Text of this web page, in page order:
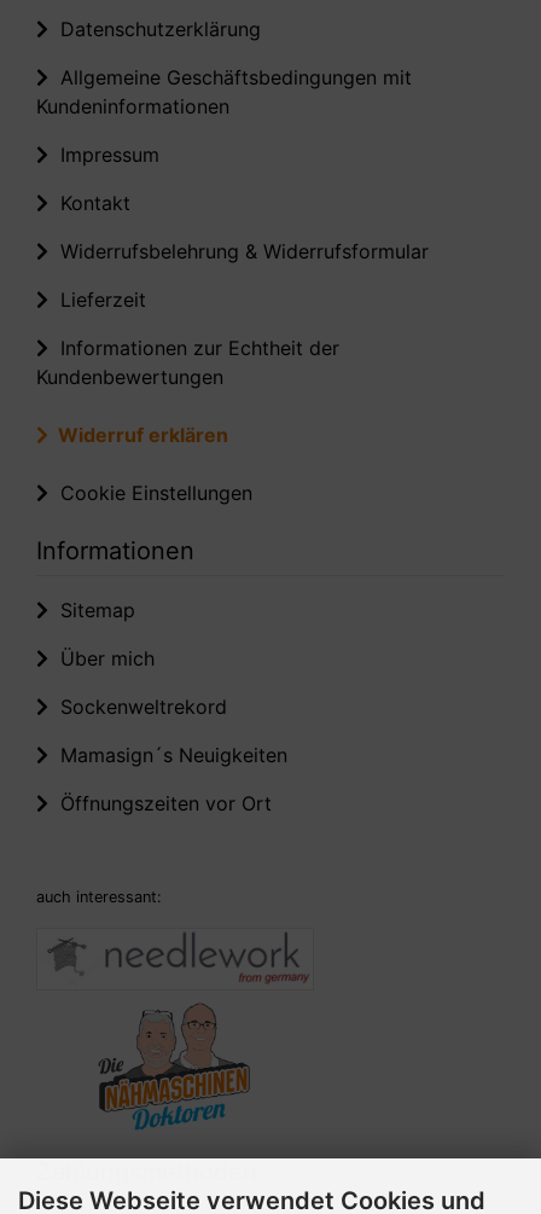
Datenschutzerklärung
Allgemeine Geschäftsbedingungen mit
Kundeninformationen
Impressum
Kontakt
Widerrufsbelehrung & Widerrufsformular
Lieferzeit
Informationen zur Echtheit der
Kundenbewertungen
Widerruf erklären
Cookie Einstellungen
Informationen
Sitemap
Über mich
Sockenweltrekord
Mamasign´s Neuigkeiten
Öffnungszeiten vor Ort
auch interessant:
Diese Webseite verwendet Cookies und